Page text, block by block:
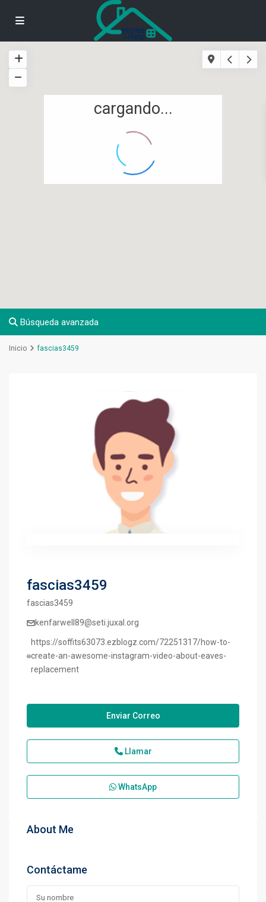
cargando...
Búsqueda avanzada
Inicio fascias3459
fascias3459
fascias3459
kenfarwell89@seti.juxal.org
https://soffits63073.ezblogz.com/72251317/how-to-
create-an-awesome-instagram-video-about-eaves-
replacement
Enviar Correo
Llamar
WhatsApp
About Me
Contáctame